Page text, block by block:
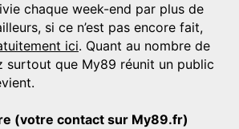
chaque week-end par plus de
si ce n’est pas encore fait,
ici. Quant au nombre de
surtout que My89 réunit un public
(votre contact sur My89.fr)